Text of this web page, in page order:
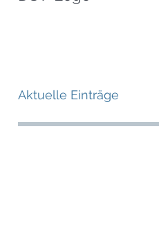
Aktuelle Einträge